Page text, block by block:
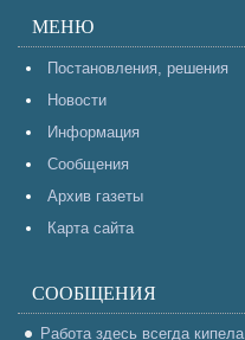
МЕНЮ
Постановления, решения
Новости
Информация
Сообщения
Архив газеты
Карта сайта
СООБЩЕНИЯ
Работа здесь всегда кипела